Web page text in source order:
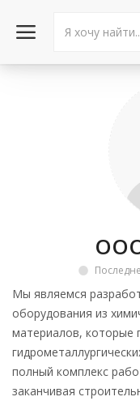
Объявления
Контакты
Город: Колумбус
Мы являемся
оборудования из
материалов, которые
полный комплекс
заканчивая